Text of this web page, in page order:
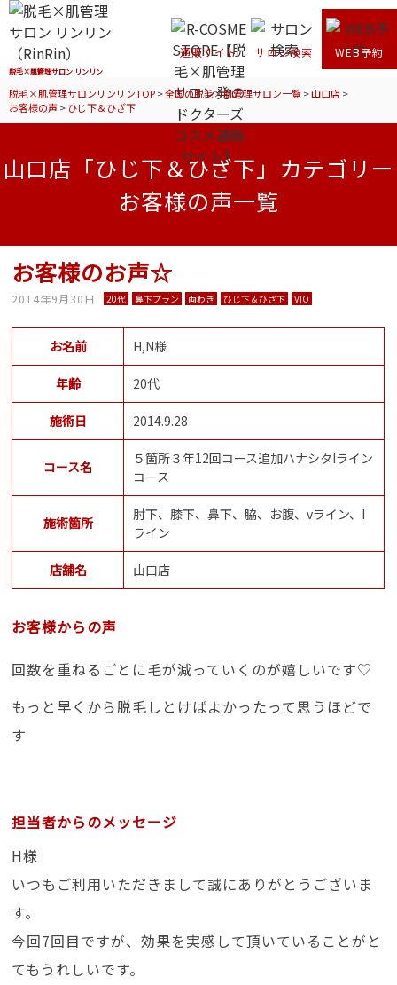
脱毛×肌管理サロン リンリン
通販サイト サロン検索 WEB予約
脱毛×肌管理サロンリンリンTOP>全国の脱毛×肌管理サロン一覧>山口店>
お客様の声 >ひじ下＆ひざ下
山口店「ひじ下＆ひざ下」カテゴリー
お客様の声一覧
お客様のお声☆
2014年9月30日 20代 鼻下プラン 両わき ひじ下＆ひざ下 VIO
お名前 H,N様
年齢 20代
施術日 2014.9.28
コース名
５箇所３年12回コース追加ハナシタIライン
コース
施術箇所
肘下、膝下、鼻下、脇、お腹、vライン、I
ライン
店舗名 山口店
お客様からの声
回数を重ねるごとに毛が減っていくのが嬉しいです♡
もっと早くから脱毛しとけばよかったって思うほどで
す
担当者からのメッセージ
H様
いつもご利用いただきまして誠にありがとうございま
す。
今回7回目ですが、効果を実感して頂いていることがと
てもうれしいです。